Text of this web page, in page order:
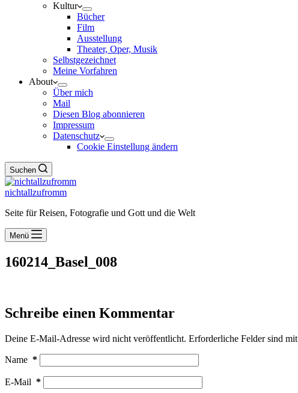
Kultur
Bücher
Film
Ausstellung
Theater, Oper, Musik
Selbstgezeichnet
Meine Vorfahren
About
Über mich
Mail
Diesen Blog abonnieren
Impressum
Datenschutz
Cookie Einstellung ändern
Suchen
nichtallzufromm
Seite für Reisen, Fotografie und Gott und die Welt
Menü
160214_Basel_008
Schreibe einen Kommentar
Deine E-Mail-Adresse wird nicht veröffentlicht. Erforderliche Felder sind mit
Name *
E-Mail *